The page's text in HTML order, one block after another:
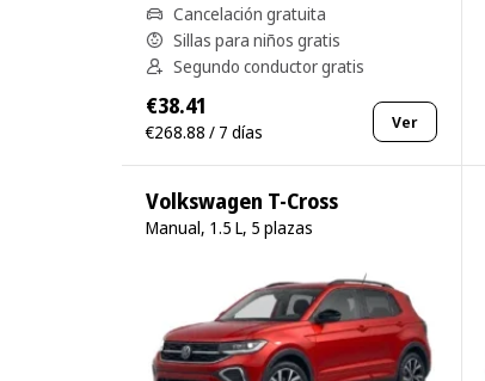
Cancelación gratuita
Sillas para niños gratis
Segundo conductor gratis
€38.41
€268.88 / 7 días Ver
Volkswagen T-Cross
Manual, 1.5 L, 5 plazas